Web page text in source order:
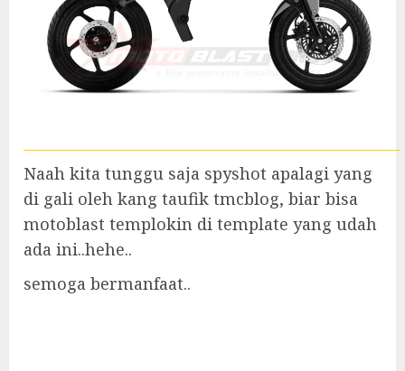
Naah kita tunggu saja spyshot apalagi yang
di gali oleh kang taufik tmcblog, biar bisa
motoblast templokin di template yang udah
ada ini..hehe..
semoga bermanfaat..